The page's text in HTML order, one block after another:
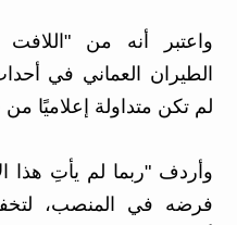
واعتبر أنه من
الطيران العماني في
لم تكن متداولة إعلاميًا
وأردف "ربما لم يأتِ هذا
فرضه في المنصب،